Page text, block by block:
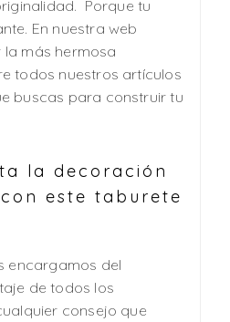
Porque tu
En nuestra web
más hermosa
todos nuestros artículos
buscas para construir tu
la decoración
este taburete
encargamos del
de todos los
consejo que